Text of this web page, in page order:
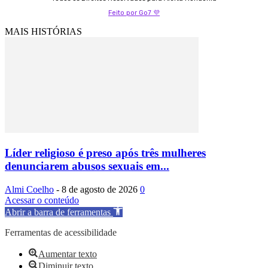
Feito por Go7 💜
MAIS HISTÓRIAS
Líder religioso é preso após três mulheres
denunciarem abusos sexuais em...
Almi Coelho - 8 de agosto de 2026 0
Acessar o conteúdo
Abrir a barra de ferramentas
Ferramentas de acessibilidade
Aumentar texto
Diminuir texto